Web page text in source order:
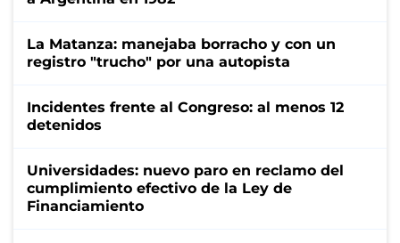
La Matanza: manejaba borracho y con un
registro "trucho" por una autopista
Incidentes frente al Congreso: al menos 12
detenidos
Universidades: nuevo paro en reclamo del
cumplimiento efectivo de la Ley de
Financiamiento